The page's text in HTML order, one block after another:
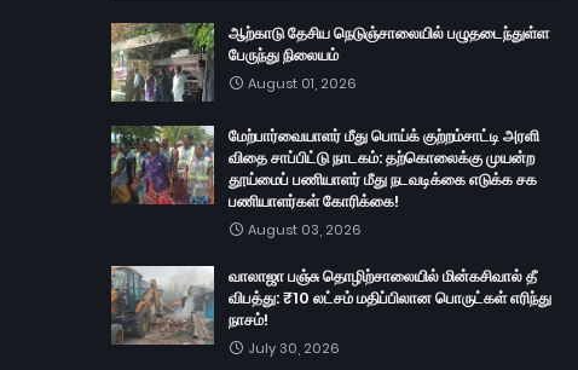
ஆற்காடு தேசிய நெடுஞ்சாலையில் பழுதடைந்துள்ள
பேருந்து நிலையம்
August 01, 2026
மேற்பார்வையாளர் மீது பொய்க் குற்றம்சாட்டி அரளி
விதை சாப்பிட்டு நாடகம்: தற்கொலைக்கு முயன்ற
தூய்மைப் பணியாளர் மீது நடவடிக்கை எடுக்க சக
பணியாளர்கள் கோரிக்கை!
August 03, 2026
வாலாஜா பஞ்சு தொழிற்சாலையில் மின்கசிவால் தீ
விபத்து: ₹10 லட்சம் மதிப்பிலான பொருட்கள் எரிந்து
நாசம்!
July 30, 2026